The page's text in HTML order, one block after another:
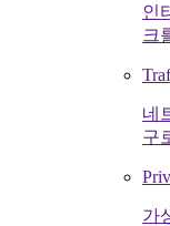
인
크
네
구
가